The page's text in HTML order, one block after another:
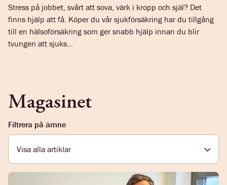
Stress på jobbet, svårt att sova, värk i kropp och själ? Det
finns hjälp att få. Köper du vår sjukförsäkring har du tillgång
till en hälsoförsäkring som ger snabb hjälp innan du blir
tvungen att sjuks...
Magasinet
Filtrera på ämne